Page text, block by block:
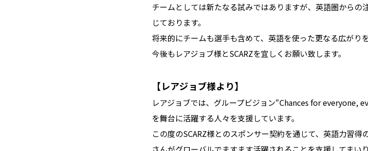
チームとしては新たなる試みではありますが、英語圏からの
じております。
将来的にチームも選手も含めて、英語を使った更なる広がり
今後もレアジョブ様とSCARZを宜しくお願い致します。
【レアジョブ様より】
レアジョブでは、グループビジョン“Chances for everyone,
を舞台に活躍する人々を支援しています。
この度のSCARZ様とのスポンサー契約を通じて、英語力習